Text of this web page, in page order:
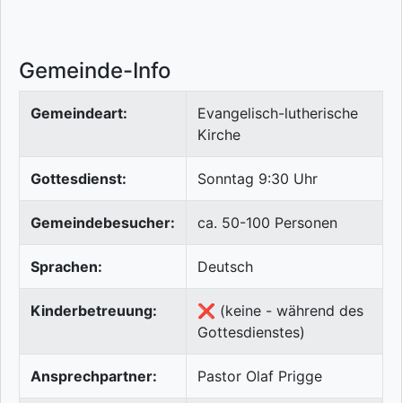
Gemeinde-Info
Gemeindeart:
Evangelisch-lutherische
Kirche
Gottesdienst: Sonntag 9:30 Uhr
Gemeindebesucher: ca. 50-100 Personen
Sprachen: Deutsch
Kinderbetreuung:
❌ (keine - während des
Gottesdienstes)
Ansprechpartner: Pastor Olaf Prigge